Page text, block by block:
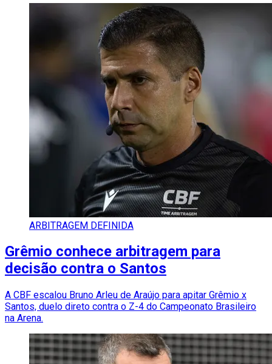
ARBITRAGEM DEFINIDA
Grêmio conhece arbitragem para
decisão contra o Santos
A CBF escalou Bruno Arleu de Araújo para apitar Grêmio x
Santos, duelo direto contra o Z-4 do Campeonato Brasileiro
na Arena.